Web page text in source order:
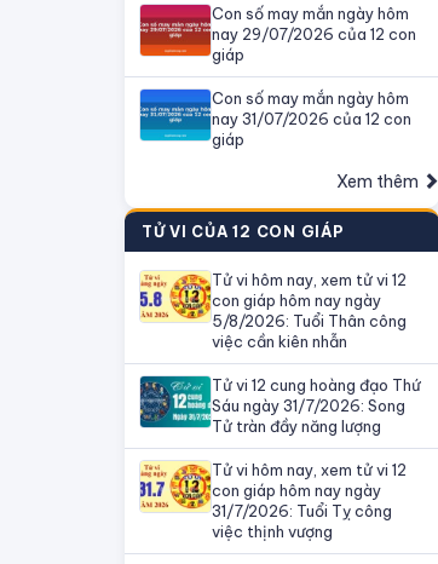
Con số may mắn ngày hôm
nay 29/07/2026 của 12 con
giáp
Con số may mắn ngày hôm
nay 31/07/2026 của 12 con
giáp
Xem thêm
TỬ VI CỦA 12 CON GIÁP
Tử vi hôm nay, xem tử vi 12
con giáp hôm nay ngày
5/8/2026: Tuổi Thân công
việc cần kiên nhẫn
Tử vi 12 cung hoàng đạo Thứ
Sáu ngày 31/7/2026: Song
Tử tràn đầy năng lượng
Tử vi hôm nay, xem tử vi 12
con giáp hôm nay ngày
31/7/2026: Tuổi Tỵ công
việc thịnh vượng